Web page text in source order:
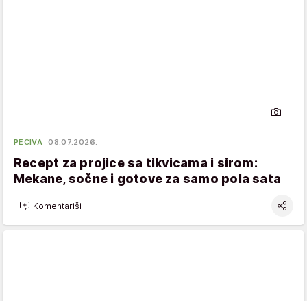
PECIVA 08.07.2026.
Recept za projice sa tikvicama i sirom:
Mekane, sočne i gotove za samo pola sata
Komentariši